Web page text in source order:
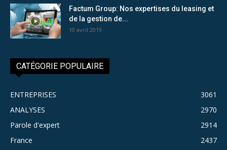
Factum Group: Nos expertises du leasing et
de la gestion de...
10 avril 2019
CATÉGORIE POPULAIRE
ENTREPRISES
3061
ANALYSES
2970
Parole d'expert
2914
France
2437